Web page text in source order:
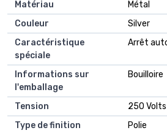
Matériau
Métal
Couleur
Silver
Caractéristique
spéciale
Arrêt
Informations sur
l'emballage
Bouilloire
Tension
250 Volts
Type de finition
Polie